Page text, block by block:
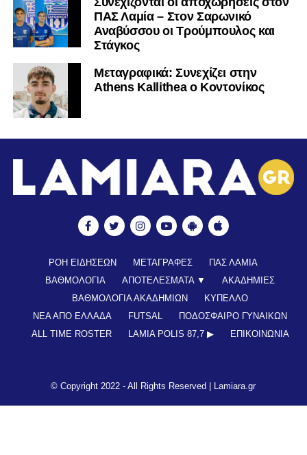
ΠΑΣ Λαμία – Στον Σαρωνικό
Αναβύσσου οι Τρούμπουλος και
Στάγκος
Mεταγραφικά: Συνεχίζει στην
Athens Kallithea ο Κοντονίκος
ΡΟΗ ΕΙΔΗΣΕΩΝ ΜΕΤΑΓΡΑΦΕΣ
ΠΑΣ ΛΑΜΙΑ
ΒΑΘΜΟΛΟΓΙΑ
ΑΠΟΤΕΛΕΣΜΑΤΑ ▼
ΑΚΑΔΗΜΙΕΣ
ΒΑΘΜΟΛΟΓΙΑ ΑΚΑΔΗΜΙΩΝ
ΚΥΠΕΛΛΟ
ΝΕΑ ΑΠΟ ΕΛΛΑΔΑ
FUTSAL
ΠΟΔΟΣΦΑΙΡΟ ΓΥΝΑΙΚΩΝ
ALL TIME ROSTER
LAMIA POLIS 87,7 ▶︎ ΕΠΙΚΟΙΝΩΝΊΑ
© Copyright 2022 - All Rights Reserved | Lamiara.gr